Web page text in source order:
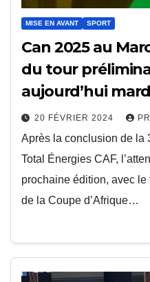
MISE EN AVANT SPORT
Can 2025 au
du tour
aujourd’hui
20 FÉVRIER 2024
Après la conclusion de la
Total Énergies CAF,
prochaine édition, avec
de la Coupe d’Afrique…